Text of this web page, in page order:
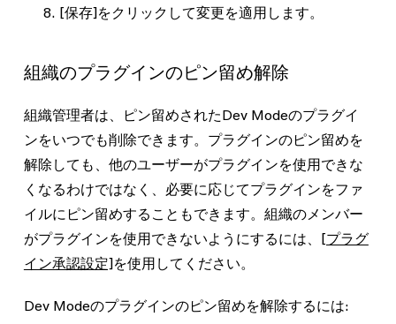
[保存]をクリックして変更を適用します。
組織のプラグインのピン留め解除
組織管理者は、ピン留めされたDev Modeのプラグイ
ンをいつでも削除できます。プラグインのピン留めを
解除しても、他のユーザーがプラグインを使用できな
くなるわけではなく、必要に応じてプラグインをファ
イルにピン留めすることもできます。組織のメンバー
がプラグインを使用できないようにするには、 [プラグ
イン承認設定]を使用してください。
Dev Modeのプラグインのピン留めを解除するには: